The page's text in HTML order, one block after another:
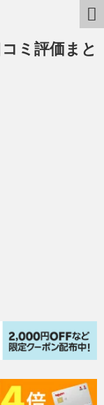
ミ評価まと